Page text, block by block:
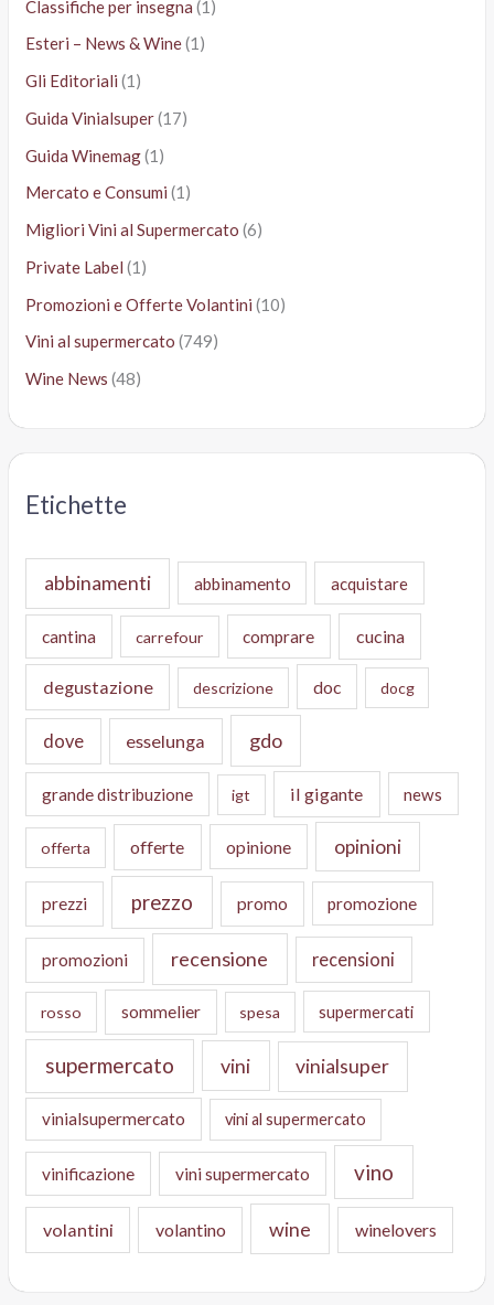
Classifiche per insegna (1)
Esteri – News & Wine(1)
Gli Editoriali (1)
Guida Vinialsuper(17)
Guida Winemag(1)
Mercato e Consumi (1)
Migliori Vini al Supermercato (6)
Private Label (1)
Promozioni e Offerte Volantini (10)
Vini al supermercato (749)
Wine News (48)
Etichette
abbinamenti abbinamento acquistare
cantina carrefour comprare cucina
degustazione descrizione doc docg
dove esselunga gdo
grande distribuzione igt il gigante news
offerta offerte opinione opinioni
prezzi prezzo promo promozione
promozioni recensione recensioni
rosso sommelier spesa supermercati
supermercato vini vinialsuper
vinialsupermercato vini al supermercato
vinificazione vini supermercato vino
volantini volantino wine winelovers